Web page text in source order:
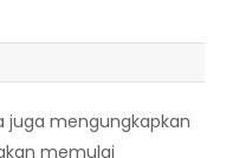
juga mengungkapkan
memulai